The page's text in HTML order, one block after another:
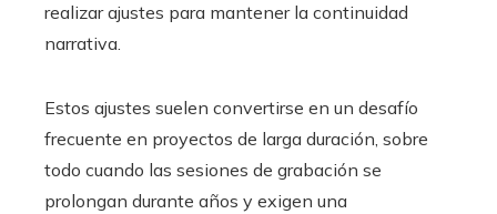
realizar ajustes para mantener la continuidad
narrativa.
Estos ajustes suelen convertirse en un desafío
frecuente en proyectos de larga duración, sobre
todo cuando las sesiones de grabación se
prolongan durante años y exigen una